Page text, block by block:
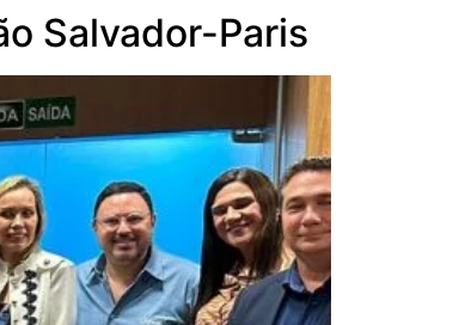
Salvador-Paris